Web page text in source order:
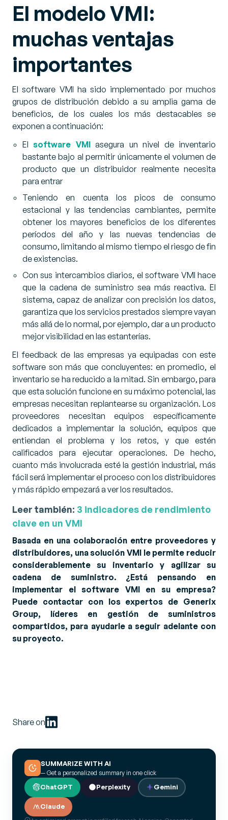
El modelo VMI:
muchas ventajas
importantes
El software VMI ha sido implementado por muchos
grupos de distribución debido a su amplia gama de
beneficios, de los cuales los más destacables se
exponen a continuación:
Elsoftware VMIasegura un nivel de inventario
bastante bajo al permitir únicamente el volumen de
producto que un distribuidor realmente necesita
para entrar
Teniendo en cuenta los picos de consumo
estacional y las tendencias cambiantes, permite
obtener los mayores beneficios de los diferentes
períodos del año y las nuevas tendencias de
consumo, limitando al mismo tiempo el riesgo de fin
de existencias.
Con sus intercambios diarios, el software VMI hace
que la cadena de suministro sea más reactiva. El
sistema, capaz de analizar con precisión los datos,
garantiza que los servicios prestados siempre vayan
más allá de lo normal, por ejemplo, dar a un producto
mejor visibilidad en las estanterías.
El feedback de las empresas ya equipadas con este
software son más que concluyentes: en promedio, el
inventario se ha reducido a la mitad. Sin embargo, para
que esta solución funcione en su máximo potencial, las
empresas necesitan replantearse su organización. Los
proveedores necesitan equipos específicamente
dedicados a implementar la solución, equipos que
entiendan el problema y los retos, y que estén
calificados para ejecutar operaciones. De hecho,
cuanto más involucrada esté la gestión industrial, más
fácil será implementar el proceso con los distribuidores
y más rápido empezará a ver los resultados.
Leer también: 3 indicadores de rendimiento
clave en un VMI
Basada en una colaboración entre proveedores y
distribuidores, una solución VMI le permite reducir
considerablemente su inventario y agilizar su
cadena de suministro. ¿Está pensando en
implementar el software VMI en su empresa?
Puede contactar con los expertos de Generix
Group, líderes en gestión de suministros
compartidos, para ayudarle a seguir adelante con
su proyecto.
Share on
SUMMARIZE WITH AI
— Get a personalized summary in one click
ChatGPT Perplexity Gemini
Claude